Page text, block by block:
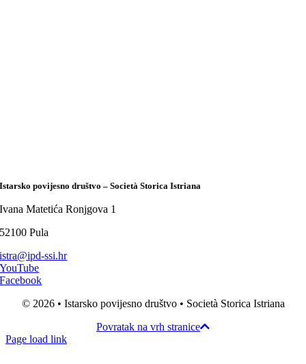
Istarsko povijesno društvo – Società Storica Istriana
Ivana Matetića Ronjgova 1
52100 Pula
istra@ipd-ssi.hr
YouTube
Facebook
© 2026 • Istarsko povijesno društvo • Società Storica Istriana
Povratak na vrh stranice
Page load link